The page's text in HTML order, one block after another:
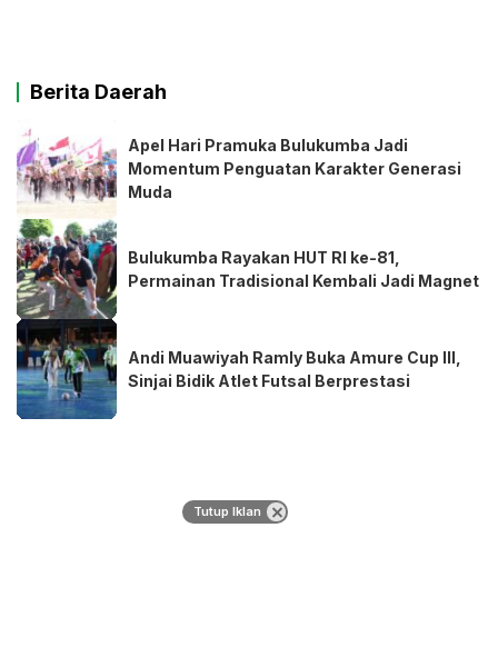
Berita Daerah
Apel Hari Pramuka Bulukumba Jadi
Momentum Penguatan Karakter Generasi
Muda
Bulukumba Rayakan HUT RI ke-81,
Permainan Tradisional Kembali Jadi Magnet
Andi Muawiyah Ramly Buka Amure Cup III,
Sinjai Bidik Atlet Futsal Berprestasi
Tutup Iklan